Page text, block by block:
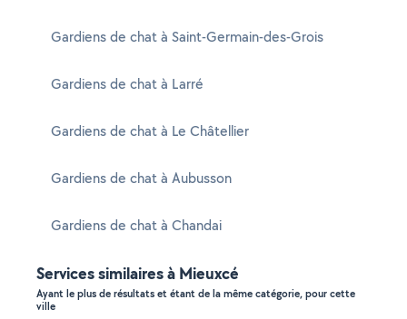
Gardiens de chat à Saint-Germain-des-Grois
Gardiens de chat à Larré
Gardiens de chat à Le Châtellier
Gardiens de chat à Aubusson
Gardiens de chat à Chandai
Services similaires à Mieuxcé
Ayant le plus de résultats et étant de la même catégorie, pour cette
ville